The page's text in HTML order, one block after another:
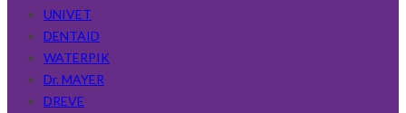
UNIVET
DENTAID
WATERPIK
Dr. MAYER
DREVE